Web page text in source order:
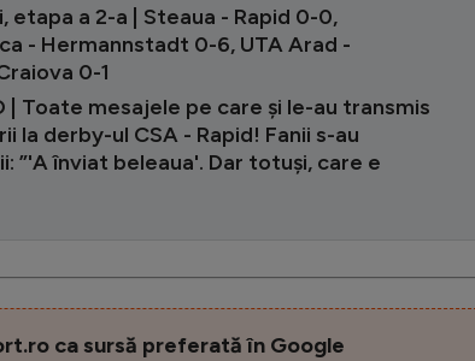
etapa a 2-a | Steaua - Rapid 0-0,
- Hermannstadt 0-6, UTA Arad -
0-1
| Toate mesajele pe care și le-au transmis
la derby-ul CSA - Rapid! Fanii s-au
”'A înviat beleaua'. Dar totuși, care e
ca sursă preferată în Google